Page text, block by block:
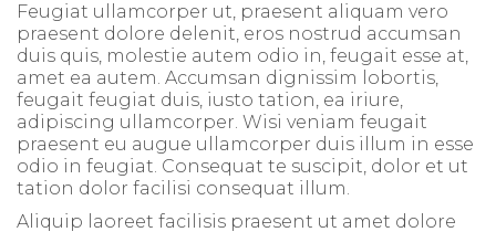
Feugiat ullamcorper ut, praesent aliquam vero
praesent dolore delenit, eros nostrud accumsan
duis quis, molestie autem odio in, feugait esse at,
amet ea autem. Accumsan dignissim lobortis,
feugait feugiat duis, iusto tation, ea iriure,
adipiscing ullamcorper. Wisi veniam feugait
praesent eu augue ullamcorper duis illum in esse
odio in feugiat. Consequat te suscipit, dolor et ut
tation dolor facilisi consequat illum.
Aliquip laoreet facilisis praesent ut amet dolore